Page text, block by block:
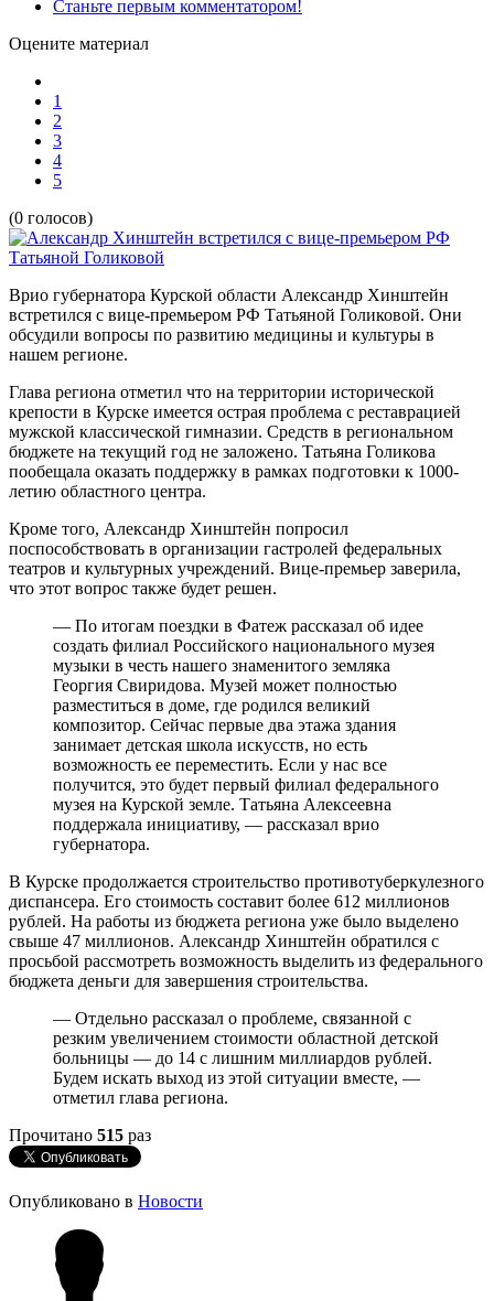
Станьте первым комментатором!
Оцените материал
1
2
3
4
5
(0 голосов)
Врио губернатора Курской области Александр Хинштейн
встретился с вице-премьером РФ Татьяной Голиковой. Они
обсудили вопросы по развитию медицины и культуры в
нашем регионе.
Глава региона отметил что на территории исторической
крепости в Курске имеется острая проблема с реставрацией
мужской классической гимназии. Средств в региональном
бюджете на текущий год не заложено. Татьяна Голикова
пообещала оказать поддержку в рамках подготовки к 1000-
летию областного центра.
Кроме того, Александр Хинштейн попросил
поспособствовать в организации гастролей федеральных
театров и культурных учреждений. Вице-премьер заверила,
что этот вопрос также будет решен.
— По итогам поездки в Фатеж рассказал об идее
создать филиал Российского национального музея
музыки в честь нашего знаменитого земляка
Георгия Свиридова. Музей может полностью
разместиться в доме, где родился великий
композитор. Сейчас первые два этажа здания
занимает детская школа искусств, но есть
возможность ее переместить. Если у нас все
получится, это будет первый филиал федерального
музея на Курской земле. Татьяна Алексеевна
поддержала инициативу, — рассказал врио
губернатора.
В Курске продолжается строительство противотуберкулезного
диспансера. Его стоимость составит более 612 миллионов
рублей. На работы из бюджета региона уже было выделено
свыше 47 миллионов. Александр Хинштейн обратился с
просьбой рассмотреть возможность выделить из федерального
бюджета деньги для завершения строительства.
— Отдельно рассказал о проблеме, связанной с
резким увеличением стоимости областной детской
больницы — до 14 с лишним миллиардов рублей.
Будем искать выход из этой ситуации вместе, —
отметил глава региона.
Прочитано 515 раз
Опубликовано в Новости